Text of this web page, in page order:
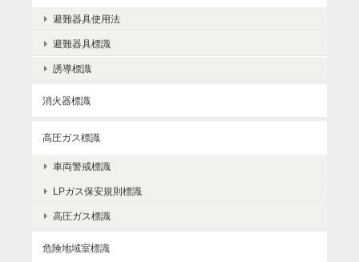
避難器具使用法
避難器具標識
誘導標識
消火器標識
高圧ガス標識
車両警戒標識
LPガス保安規則標識
高圧ガス標識
危険地域室標識